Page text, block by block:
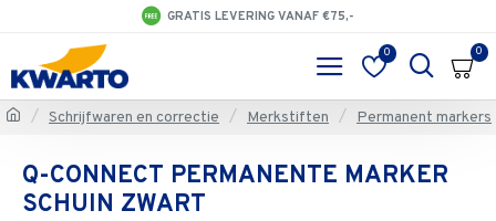
GRATIS LEVERING VANAF €75,-
0 0
Schrijfwaren en correctie Merkstiften Permanent markers
Q-CONNECT PERMANENTE MARKER
SCHUIN ZWART